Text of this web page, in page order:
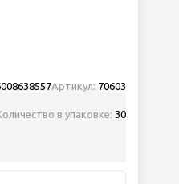
Артикул: 70603
в упаковке: 30